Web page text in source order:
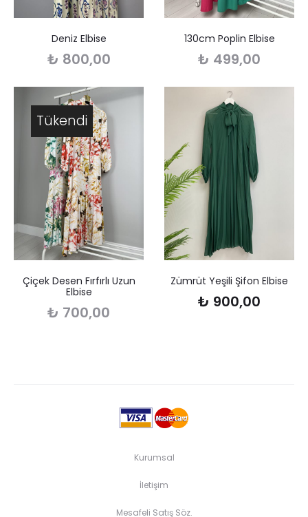
Deniz Elbise
₺ 800,00
130cm Poplin Elbise
₺ 499,00
Tükendi
Çiçek Desen Fırfırlı Uzun
Elbise
₺ 700,00
Zümrüt Yeşili Şifon Elbise
₺ 900,00
Kurumsal
İletişim
Mesafeli Satış Söz.